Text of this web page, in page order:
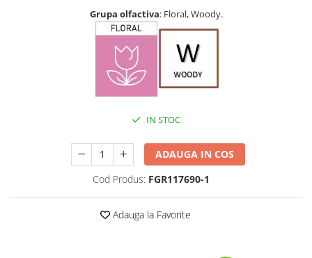
Grupa olfactiva: Floral, Woody.
IN STOC
ADAUGA IN COS
Cod Produs: FGR117690-1
Adauga la Favorite